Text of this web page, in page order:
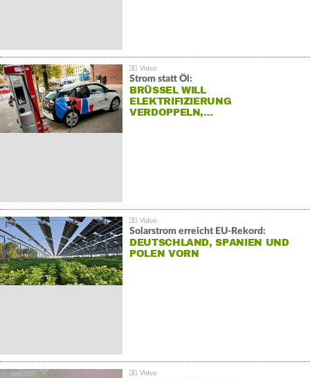
Strom statt Öl:
BRÜSSEL WILL
ELEKTRIFIZIERUNG
VERDOPPELN,…
Solarstrom erreicht EU-Rekord:
DEUTSCHLAND, SPANIEN UND
POLEN VORN